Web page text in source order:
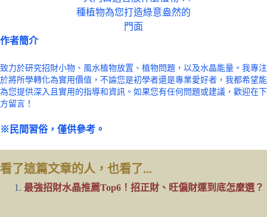
作者簡介
致力於研究招財小物、風水植物放置、植物問題，以及水晶能量。我專注
於將所學轉化為實用價值，不論您是初學者還是專業愛好者，我都希望能
為您提供深入且實用的指導和資訊。如果您有任何問題或建議，歡迎在下
方留言！
※民間習俗，僅供參考。
看了這篇文章的人，也看了...
最強招財水晶推薦Top6！招正財、旺偏財運到底怎麼選？